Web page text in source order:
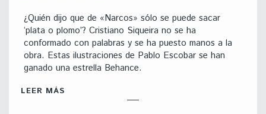
¿Quién dijo que de «Narcos» sólo se puede sacar
‘plata o plomo’? Cristiano Siqueira no se ha
conformado con palabras y se ha puesto manos a la
obra. Estas ilustraciones de Pablo Escobar se han
ganado una estrella Behance.
LEER MÁS